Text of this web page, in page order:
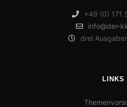
+49 (0) 171
info@der-
drei
LINKS